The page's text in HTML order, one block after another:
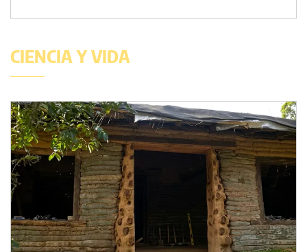
CIENCIA Y VIDA